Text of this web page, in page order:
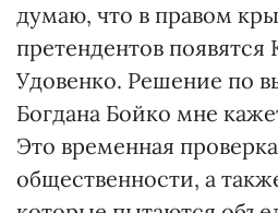
думаю, что в правом
претендентов появятся
Удовенко. Решение по
Богдана Бойко мне
Это временная
общественности, а